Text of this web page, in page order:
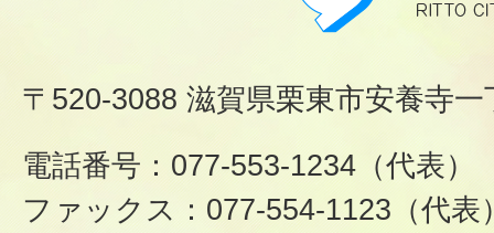
〒520-3088 滋賀県栗東市安養寺
電話番号：077-553-1234（代表）
ファックス：077-554-1123（代表